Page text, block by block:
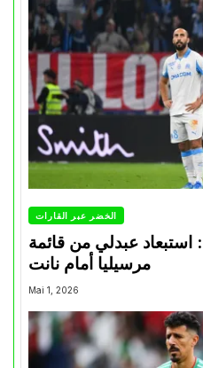
الخضر عبر القارات
استبعاد عبدلي من قائمة
مرسيليا أمام نانت
Mai 1, 2026